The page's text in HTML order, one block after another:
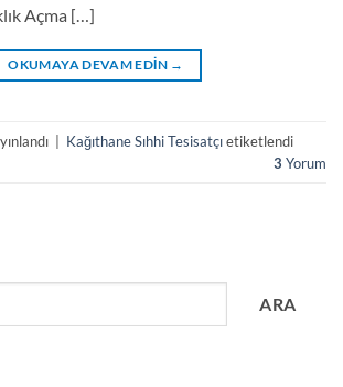
Açma […]
OKUMAYA DEVAM EDIN →
| Kağıthane Sıhhi Tesisatçıetiketlendi
3 Yorum
ARA